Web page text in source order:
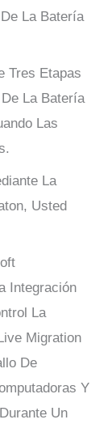
La Batería
Tres Etapas
La Batería
Las
La
Usted
Integración
La
Migration
De
Y
Un